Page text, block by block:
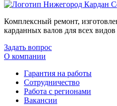
Комплексный ремонт,
карданных валов для всех
Задать вопрос
О компании
Гарантия на работы
Сотрудничество
Работа с регионами
Вакансии